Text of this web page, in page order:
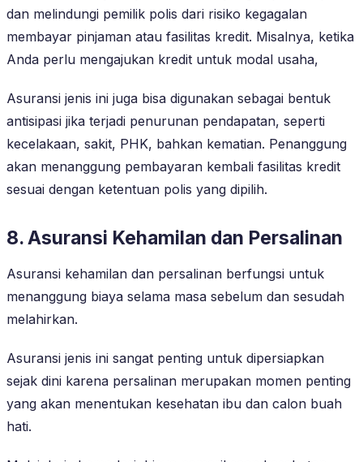
dan melindungi pemilik polis dari risiko kegagalan
membayar pinjaman atau fasilitas kredit. Misalnya, ketika
Anda perlu mengajukan kredit untuk modal usaha,
Asuransi jenis ini juga bisa digunakan sebagai bentuk
antisipasi jika terjadi penurunan pendapatan, seperti
kecelakaan, sakit, PHK, bahkan kematian. Penanggung
akan menanggung pembayaran kembali fasilitas kredit
sesuai dengan ketentuan polis yang dipilih.
8. Asuransi Kehamilan dan Persalinan
Asuransi kehamilan dan persalinan berfungsi untuk
menanggung biaya selama masa sebelum dan sesudah
melahirkan.
Asuransi jenis ini sangat penting untuk dipersiapkan
sejak dini karena persalinan merupakan momen penting
yang akan menentukan kesehatan ibu dan calon buah
hati.